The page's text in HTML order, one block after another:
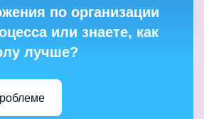
по организации
или знаете, как
лучше?